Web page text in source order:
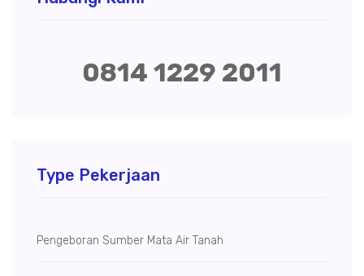
0814 1229 2011
Type Pekerjaan
Pengeboran Sumber Mata Air Tanah